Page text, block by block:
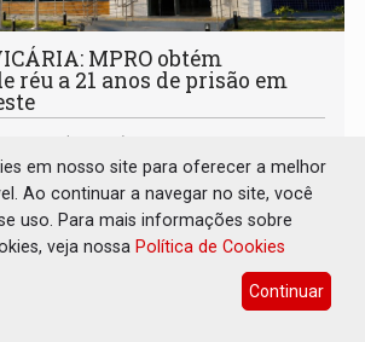
MPRO obtém
réu a 21 anos de prisão em
Agosto de 2026 às 16:42
março de 2025. Inconformado com o
e visando atingir sua ex-
em nosso site para oferecer a melhor
Ao continuar a navegar no site, você
uso. Para mais informações sobre
veja nossa Política de Cookies
Continuar